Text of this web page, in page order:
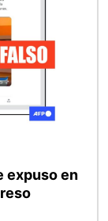
expuso en